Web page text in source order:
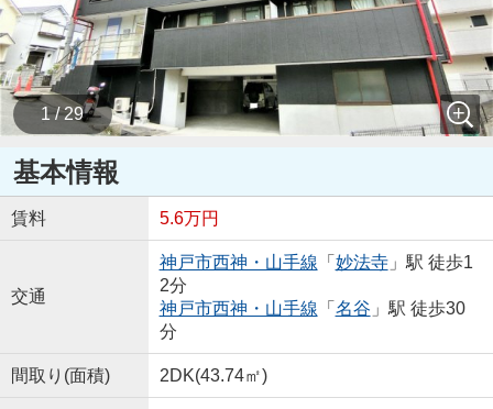
1 / 29
基本情報
賃料 5.6万円
交通
神戸市西神・山手線 「 妙法寺」駅 徒歩1
2分
神戸市西神・山手線 「 名谷 」駅 徒歩30
分
間取り(面積) 2DK(43.74㎡)